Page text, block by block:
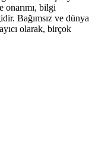
onarımı, bilgi
Bağımsız ve dünya
olarak, birçok